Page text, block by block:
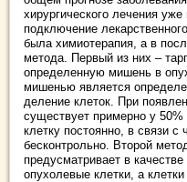
хирургического лечения
подключение
была химиотерапия, а в
метода. Первый из них –
определенную мишень в
мишенью является
деление клеток. При
существует примерно у 50%
клетку постоянно, в связи с
бесконтрольно. Второй
предусматривает в
опухолевые клетки, а